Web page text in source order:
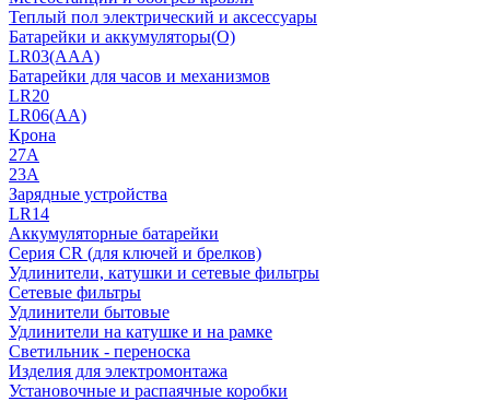
Теплый пол электрический и аксессуары
Батарейки и аккумуляторы(О)
LR03(AAA)
Батарейки для часов и механизмов
LR20
LR06(AA)
Крона
27A
23A
Зарядные устройства
LR14
Аккумуляторные батарейки
Серия CR (для ключей и брелков)
Удлинители, катушки и сетевые фильтры
Сетевые фильтры
Удлинители бытовые
Удлинители на катушке и на рамке
Светильник - переноска
Изделия для электромонтажа
Установочные и распаячные коробки